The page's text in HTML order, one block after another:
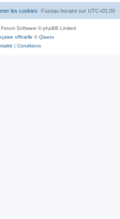
Fuseau horaire sur UTC+01:00
les cookies
Software © phpBB Limited
officielle ©Qiaeru
| Conditions